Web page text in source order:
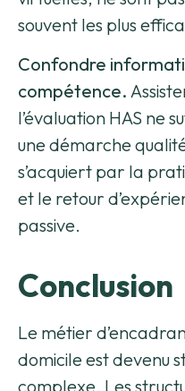
souvent les plus
Confondre
compétence.
l’évaluation HAS ne
une démarche
s’acquiert par la
et le retour
passive.
Conclusion
Le métier
domicile est devenu
complexe. Les